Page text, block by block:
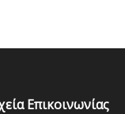
Επικοινωνίας